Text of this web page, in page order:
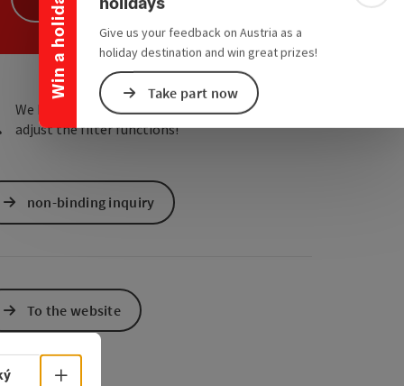
Win a holiday
Give us your feedback on Austria as a
holiday destination and win great prizes!
Take part now
Maps
We have not found any search results. Please
adjust the filter functions!
non-binding inquiry
To the website
Select language - Open menu